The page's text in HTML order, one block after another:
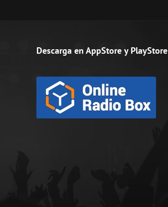
Descarga en AppStore y PlayStore